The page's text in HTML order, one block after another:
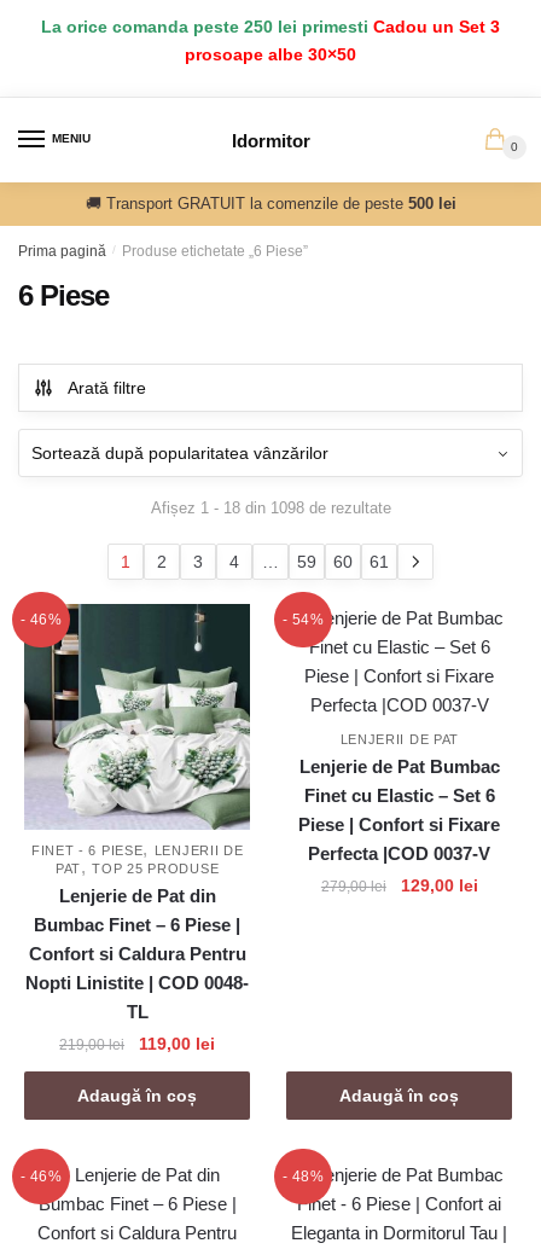
La orice comanda peste 250 lei primesti Cadou un Set 3
prosoape albe 30×50
MENIU Idormitor 0
🚚 Transport GRATUIT la comenzile de peste 500 lei
Prima pagină / Produse etichetate „6 Piese”
6 Piese
Arată filtre
Afișez 1 - 18 din 1098 de rezultateSortat
popularitate
1 2 3 4 59 60 61
- 46%
FINET - 6 PIESE,
LENJERII DE
PAT,TOP 25 PRODUSE
Lenjerie de Pat din
Bumbac Finet – 6 Piese |
Confort si Caldura Pentru
Nopti Linistite | COD 0048-
TL
219,00lei
Prețul
inițial
a
fost:
119,00 lei
curent
119,00 lei.
Adaugă în coș
- 54%
LENJERII DE PAT
Lenjerie de Pat Bumbac
Finet cu Elastic – Set 6
Piese | Confort si Fixare
Perfecta |COD 0037-V
279,00lei
Prețul
129,00 leiPrețul
Adaugă în coș
- 46% - 48%